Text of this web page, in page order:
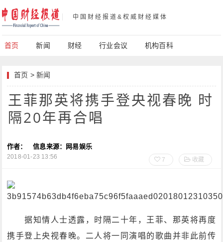
中国财经报道&权威财经媒体
首页 新闻 财经 行业会议 机构百科
首页 >新闻
王菲那英将携手登央视春晚 时
隔20年再合唱
作者： 信息来源：网易娱乐
2018-01-23 13:56 7 收藏
据知情人士透露，时隔二十年，王菲、那英将再度
携手登上央视春晚。二人将一同演唱的歌曲并非此前传